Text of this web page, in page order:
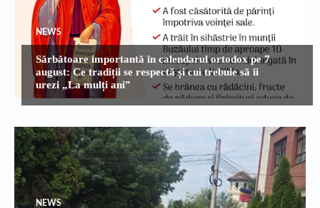
NEWS
Sărbătoare importantă în calendarul ortodox pe 7
august: Ce tradiții se respectă și cui trebuie să îi
urezi „La mulți ani”
NEWS